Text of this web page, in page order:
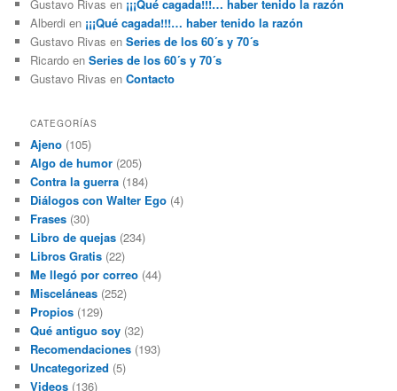
Gustavo Rivas en ¡¡¡Qué cagada!!!… haber tenido la razón
Alberdi en ¡¡¡Qué cagada!!!… haber tenido la razón
Gustavo Rivas enSeries de los 60´s y 70´s
Ricardo enSeries de los 60´s y 70´s
Gustavo Rivas enContacto
CATEGORÍAS
Ajeno (105)
Algo de humor (205)
Contra la guerra (184)
Diálogos con Walter Ego (4)
Frases (30)
Libro de quejas (234)
Libros Gratis (22)
Me llegó por correo (44)
Misceláneas (252)
Propios (129)
Qué antiguo soy (32)
Recomendaciones (193)
Uncategorized (5)
Videos (136)